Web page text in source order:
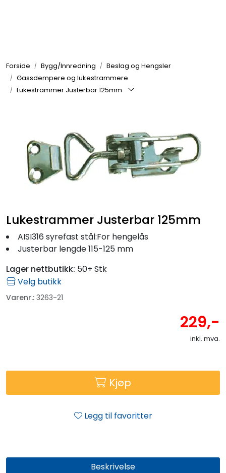
Forside Bygg/Innredning
Beslag og Hengsler
Gassdempere og lukestrammere
Lukestrammer Justerbar 125mm
Lukestrammer Justerbar 125mm
AISI316 syrefast stål:For hengelås
Justerbar lengde 115-125 mm
Lager nettbutikk: 50+ Stk
Velg butikk
Varenr.: 3263-21
229,-
inkl. mva.
Kjøp
Legg til favoritter
Beskrivelse
Elektrisk
VVS
Fortøyning
Båtpleie/Opplag